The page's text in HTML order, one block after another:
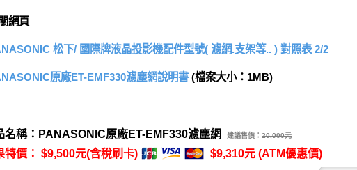
網頁
松下/ 國際牌液晶投影機配件型號( 濾網.支架等.. ) 對照表 2/2
原廠ET-EMF330濾塵網說明書(檔案大小：1MB)
名稱：PANASONIC原廠ET-EMF330濾塵網 建議售價： 20,000元
特價： $9,500元(含稅刷卡) $9,310元 (ATM優惠價)